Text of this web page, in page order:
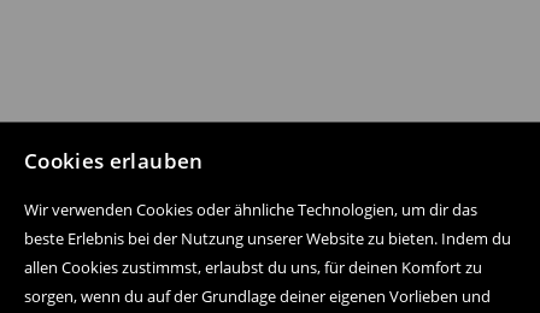
Cookies erlauben
Wir verwenden Cookies oder ähnliche Technologien, um dir das
beste Erlebnis bei der Nutzung unserer Website zu bieten. Indem du
allen Cookies zustimmst, erlaubst du uns, für deinen Komfort zu
sorgen, wenn du auf der Grundlage deiner eigenen Vorlieben und